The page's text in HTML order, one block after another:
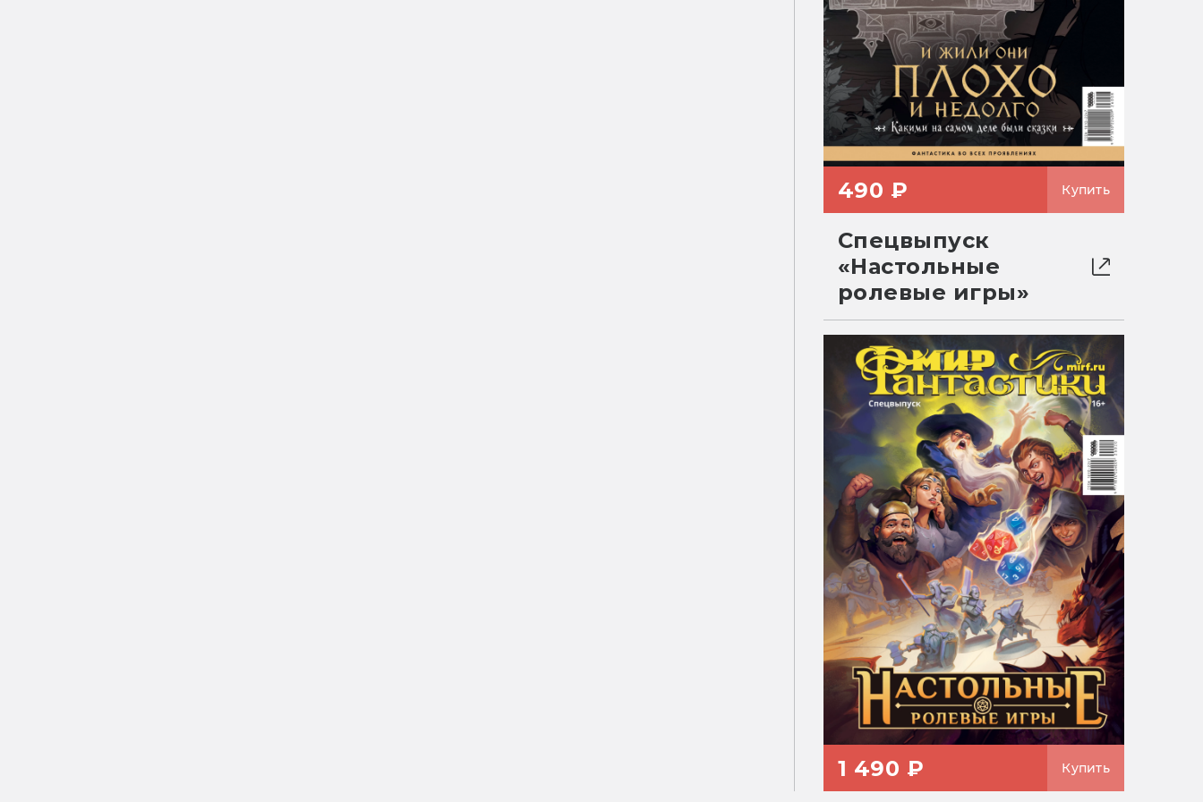
490 ₽ Купить
Спецвыпуск
«Настольные
ролевые игры»
1 490 ₽ Купить